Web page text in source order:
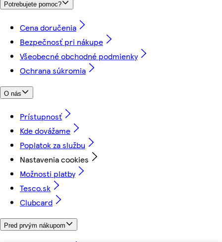
Potrebujete pomoc?
Cena doručenia
Bezpečnosť pri nákupe
Všeobecné obchodné podmienky
Ochrana súkromia
O nás
Prístupnosť
Kde dovážame
Poplatok za službu
Nastavenia cookies
Možnosti platby
Tesco.sk
Clubcard
Pred prvým nákupom